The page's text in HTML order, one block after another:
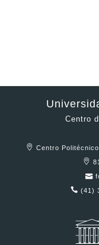
Centro
Centro
(41)